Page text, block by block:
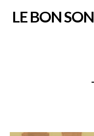
LE BON SON